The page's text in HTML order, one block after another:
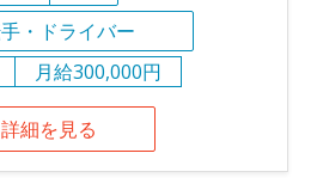
・ドライバー
月給300,000円
詳細を見る